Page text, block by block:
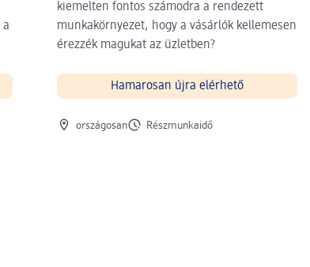
a
kiemelten fontos számodra a rendezett
munkakörnyezet, hogy a vásárlók kellemesen
érezzék magukat az üzletben?
Hamarosan újra elérhető
Munkavégzés helye
országosanMunkaidőRészmunkaidő